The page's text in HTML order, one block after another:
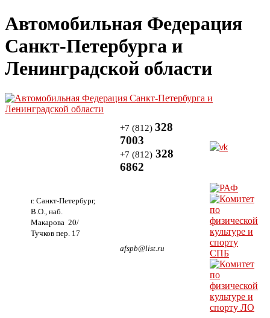
Автомобильная Федерация
Санкт-Петербурга и
Ленинградской области
г. Санкт-Петербург,
В.О., наб.
Макарова 20/
Тучков пер. 17
+7 (812) 328
7003
+7 (812) 328
6862
afspb@list.ru